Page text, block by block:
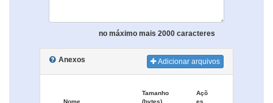
no máximo mais 2000 caracteres
Anexos Adicionar arquivos
Tamanho
Açõ